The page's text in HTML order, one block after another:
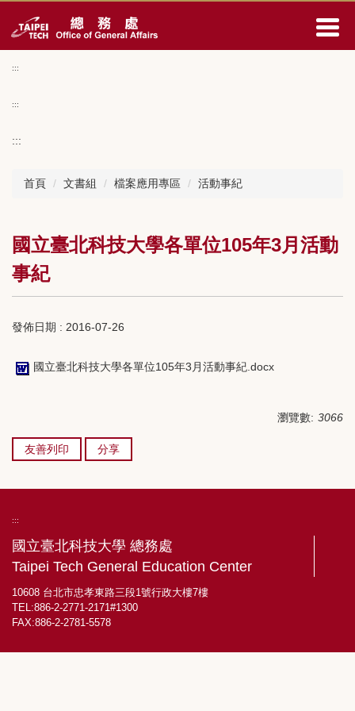
到
區
:::
:::
:::
首頁 文書組 檔案應用專區 活動事紀
國立臺北科技大學各單位105年3月活動
事紀
發佈日期 : 2016-07-26
國立臺北科技大學各單位105年3月活動事紀.docx
瀏覽數: 3066
友善列印 分享
:::
國立臺北科技大學 總務處
Taipei Tech General Education Center
10608 台北市忠孝東路三段1號行政大樓7樓
TEL:886-2-2771-2171#1300
FAX:886-2-2781-5578